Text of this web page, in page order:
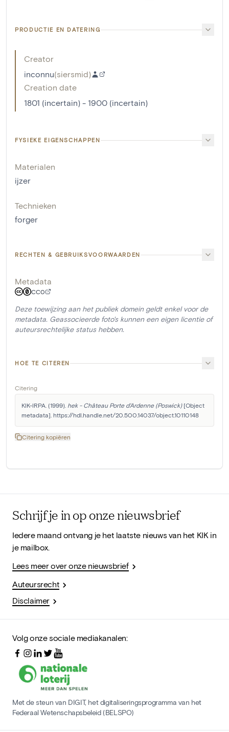
PRODUCTIE EN DATERING
Creator
inconnu(siersmid)
Creation date
1801 (incertain) - 1900 (incertain)
FYSIEKE EIGENSCHAPPEN
Materialen
ijzer
Technieken
forger
RECHTEN & GEBRUIKSVOORWAARDEN
Metadata
CC0
Deze toewijzing aan het publiek domein geldt enkel voor de
metadata. Geassocieerde foto's kunnen een eigen licentie of
auteursrechtelijke status hebben.
HOE TE CITEREN
Citering
KIK-IRPA. (1999). hek - Château Porte d'Ardenne (Poswick) [Object
metadata]. https://hdl.handle.net/20.500.14037/object.10110148
Citering kopiëren
Schrijf je in op onze nieuwsbrief
Iedere maand ontvang je het laatste nieuws van het KIK in
je mailbox.
Lees meer over onze nieuwsbrief
Auteursrecht
Disclaimer
Volg onze sociale mediakanalen:
Met de steun van DIGIT, het digitaliseringsprogramma van het
Federaal Wetenschapsbeleid (BELSPO)